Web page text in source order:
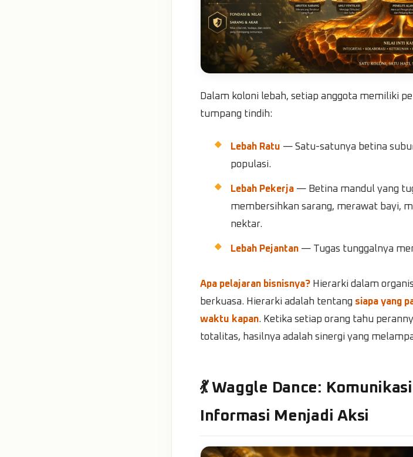
Dalam koloni lebah, setiap anggota memiliki
tumpang tindih:
Lebah Ratu — Satu-satunya betina
populasi.
Lebah Pekerja — Betina mandul yang
membersihkan sarang, merawat bayi,
nektar.
Lebah Pejantan — Tugas tunggalnya
Apa pelajaran bisnisnya? Hierarki dalam
berkuasa. Hierarki adalah tentang siapa yang
waktu kapan. Ketika setiap orang tahu
totalitas, hasilnya adalah sinergi yang
💃 Waggle Dance:
Informasi Menjadi Aksi